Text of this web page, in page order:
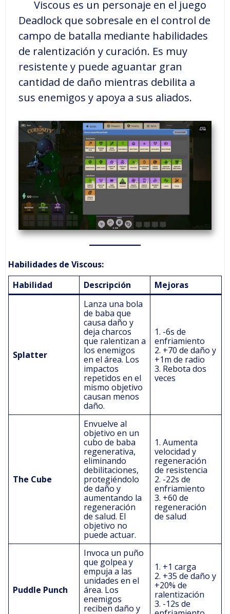
Viscous es un personaje en el juego
Deadlock que sobresale en el control de
campo de batalla mediante habilidades
de ralentización y curación. Es muy
resistente y puede aguantar gran
cantidad de daño mientras debilita a
sus enemigos y apoya a sus aliados.
Habilidades de Viscous:
Habilidad
Descripción Mejoras
Splatter
Lanza una bola
de baba que
causa daño y
deja charcos
que ralentizan a
los enemigos
en el área. Los
impactos
repetidos en el
mismo objetivo
causan menos
daño.
1. -6s de
enfriamiento
2. +70 de daño y
+1m de radio
3. Rebota dos
veces
The Cube
Envuelve al
objetivo en un
cubo de baba
regenerativa,
eliminando
debilitaciones,
protegiéndolo
de daño y
aumentando la
regeneración
de salud. El
objetivo no
puede actuar.
1. Aumenta
velocidad y
regeneración
de resistencia
2. -22s de
enfriamiento
3. +60 de
regeneración
de salud
Puddle Punch
Invoca un puño
que golpea y
empuja a las
unidades en el
área. Los
enemigos
reciben daño y
1. +1 carga
2. +35 de daño y
+20% de
ralentización
3. -12s de